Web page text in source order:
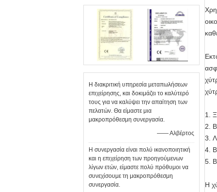
Η διακριτική υπηρεσία μεταπωλήσεων
επιχείρησης, και δοκιμάζει το καλύτερό
τους για να καλύψει την απαίτηση των
πελατών. Θα είμαστε μια
μακροπρόθεσμη συνεργασία.
—— Αλβέρτος
Η συνεργασία είναι πολύ ικανοποιητική
και η επιχείρηση των προηγούμενων
λίγων ετών, είμαστε πολύ πρόθυμοι να
συνεχίσουμε τη μακροπρόθεσμη
συνεργασία.
1.
2.
3.
4.
5.
Η